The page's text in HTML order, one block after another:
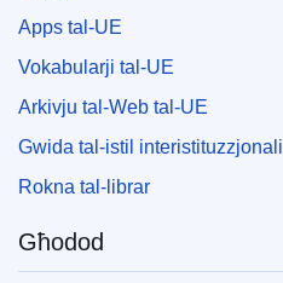
Apps tal-UE
Vokabularji tal-UE
Arkivju tal-Web tal-UE
Gwida tal-istil interistituzzjonali
Rokna tal-librar
Għodod